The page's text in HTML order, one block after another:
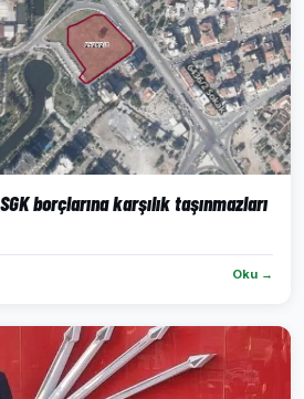
borçlarına karşılık taşınmazları
Oku →